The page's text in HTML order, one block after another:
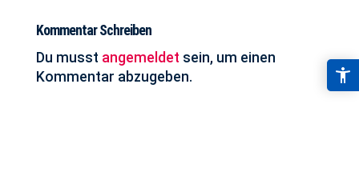
Kommentar Schreiben
Du musst angemeldet sein, um einen
Kommentar abzugeben.